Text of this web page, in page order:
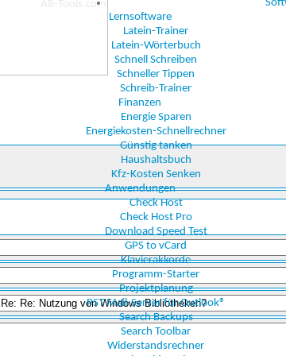
Lernsoftware
Latein-Trainer
Latein-Wörterbuch
Schnell Schreiben
Schneller Tippen
Schreib-Trainer
Finanzen
Energie Sparen
Energiekosten-Schnellrechner
Günstig tanken
Haushaltsbuch
Kfz-Kosten Senken
Anwendungen
Check Host
Check Host Pro
Download Speed Test
GPS to vCard
Klavierakkorde
Programm-Starter
Projektplanung
PST Mail-Server für Outlook®
Search Backups
Search Toolbar
Widerstandsrechner